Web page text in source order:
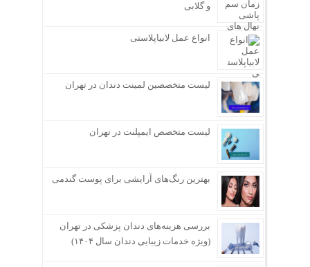
و گلابی
انواع عمل لابیاپلاستی
لیست متخصصین لمینت دندان در تهران
لیست متخصص ایمپلنت در تهران
بهترین رنگ‌های آرایشی برای پوست گندمی
بررسی هزینه‌های دندان پزشکی در تهران
(ویژه خدمات زیبایی دندان سال ۱۴۰۴)